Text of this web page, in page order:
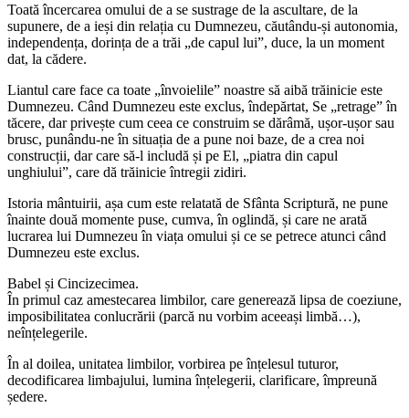
Toată încercarea omului de a se sustrage de la ascultare, de la
supunere, de a ieși din relația cu Dumnezeu, căutându-și autonomia,
independența, dorința de a trăi „de capul lui”, duce, la un moment
dat, la cădere.
Liantul care face ca toate „învoielile” noastre să aibă trăinicie este
Dumnezeu. Când Dumnezeu este exclus, îndepărtat, Se „retrage” în
tăcere, dar privește cum ceea ce construim se dărâmă, ușor-ușor sau
brusc, punându-ne în situația de a pune noi baze, de a crea noi
construcții, dar care să-l includă și pe El, „piatra din capul
unghiului”, care dă trăinicie întregii zidiri.
Istoria mântuirii, așa cum este relatată de Sfânta Scriptură, ne pune
înainte două momente puse, cumva, în oglindă, și care ne arată
lucrarea lui Dumnezeu în viața omului și ce se petrece atunci când
Dumnezeu este exclus.
Babel și Cincizecimea.
În primul caz amestecarea limbilor, care generează lipsa de coeziune,
imposibilitatea conlucrării (parcă nu vorbim aceeași limbă…),
neînțelegerile.
În al doilea, unitatea limbilor, vorbirea pe înțelesul tuturor,
decodificarea limbajului, lumina înțelegerii, clarificare, împreună
ședere.